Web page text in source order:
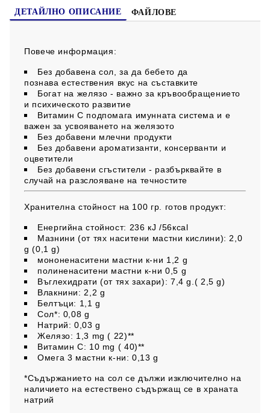
ДЕТАЙЛНО ОПИСАНИЕ ФАЙЛОВЕ
Повече информация:
Без добавена сол, за да бебето да
познава естествения вкус на съставките
Богат на желязо - важно за кръвообращението
и психическото развитие
Витамин С подпомага имунната система и е
важен за усвояването на желязото
Без добавени млечни продукти
Без добавени ароматизанти, консерванти и
оцветители
Без добавени сгъстители - разбърквайте в
случай на разслояване на течностите
Хранителна стойност на 100 гр. готов продукт:
Енергийна стойност: 236 кJ /56ксаl
Мазнини (от тях наситени мастни кислини): 2,0
g (0,1 g)
мононенаситени мастни к-ни 1,2 g
полиненаситени мастни к-ни 0,5 g
Въглехидрати (от тях захари): 7,4 g.( 2,5 g)
Влакнини: 2,2 g
Белтъци: 1,1 g
Сол*: 0,08 g
Натрий: 0,03 g
Желязо: 1,3 mg ( 22)**
Витамин C: 10 mg ( 40)**
Омега 3 мастни к-ни: 0,13 g
*Съдържанието на сол се дължи изключително на
наличието на естествено съдържащ се в храната
натрий